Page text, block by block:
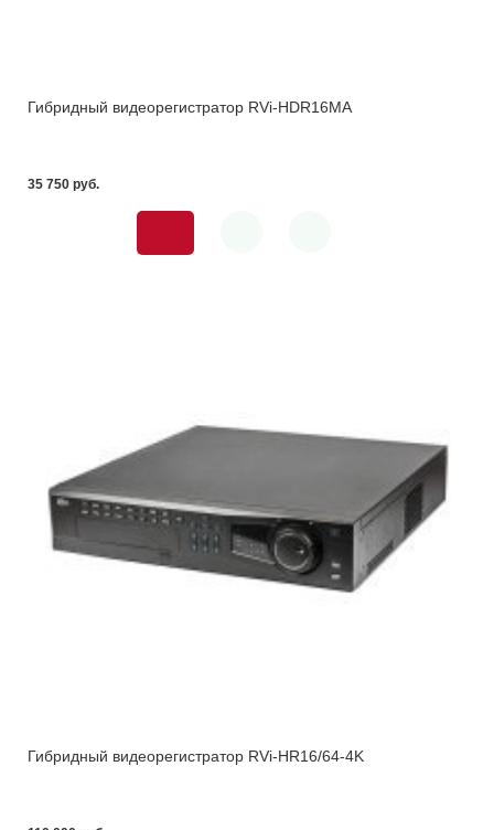
Гибридный видеорегистратор RVi-HDR16MA
35 750 pуб.
Гибридный видеорегистратор RVi-HR16/64-4K